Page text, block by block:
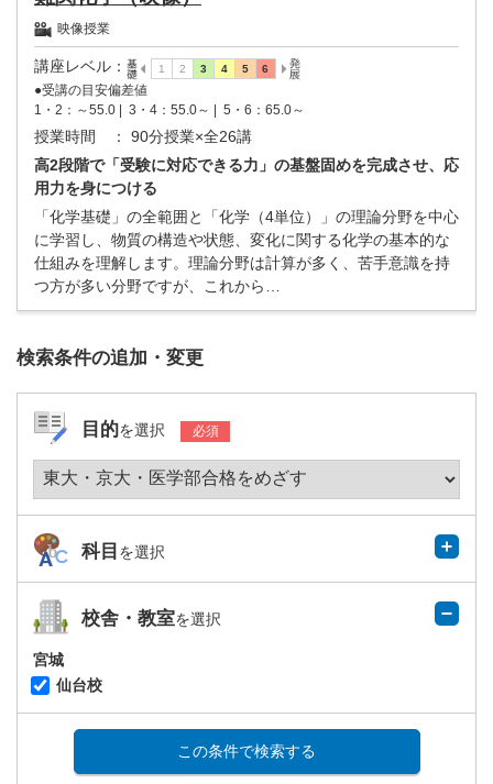
映像授業
講座レベル ：
●受講の目安偏差値
1・2：～55.0 |
3・4：55.0～ | 5・6：65.0～
授業時間
： 90分授業×全26講
高2段階で「受験に対応できる力」の基盤固めを完成させ、応
用力を身につける
「化学基礎」の全範囲と「化学（4単位）」の理論分野を中心
に学習し、物質の構造や状態、変化に関する化学の基本的な
仕組みを理解します。理論分野は計算が多く、苦手意識を持
つ方が多い分野ですが、これから…
検索条件の追加・変更
目的を選択 必須
科目 を選択
校舎・教室を選択
宮城
仙台校
この条件で検索する